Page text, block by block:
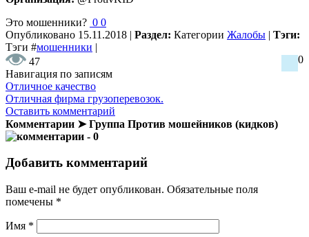
Это мошенники? 0 0
Опубликовано 15.11.2018 | Раздел: Категории Жалобы | Тэги:
Тэги #мошенники |
47
0
Навигация по записям
Отличное качество
Отличная фирма грузоперевозок.
Оставить комментарий
Комментарии ➤ Группа Против мошейников (кидков)
- 0
Добавить комментарий
Ваш e-mail не будет опубликован. Обязательные поля
помечены *
Имя *